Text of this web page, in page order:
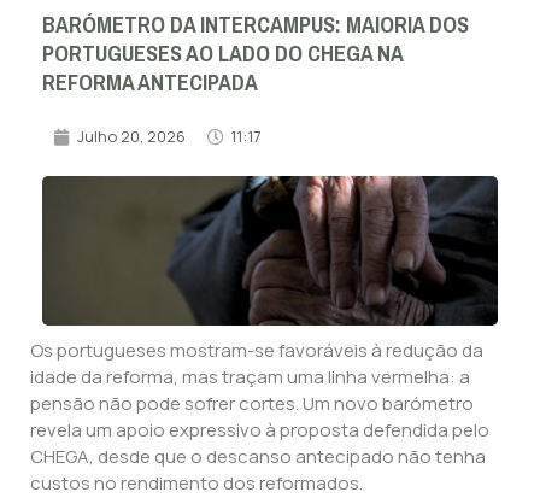
BARÓMETRO DA INTERCAMPUS: MAIORIA DOS
PORTUGUESES AO LADO DO CHEGA NA
REFORMA ANTECIPADA
Julho 20, 2026 11:17
Os portugueses mostram-se favoráveis à redução da
idade da reforma, mas traçam uma linha vermelha: a
pensão não pode sofrer cortes. Um novo barómetro
revela um apoio expressivo à proposta defendida pelo
CHEGA, desde que o descanso antecipado não tenha
custos no rendimento dos reformados.